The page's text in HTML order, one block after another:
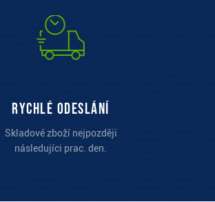
Rychlé odeslání
Skladové zboží nejpozději
následujíci prac. den.